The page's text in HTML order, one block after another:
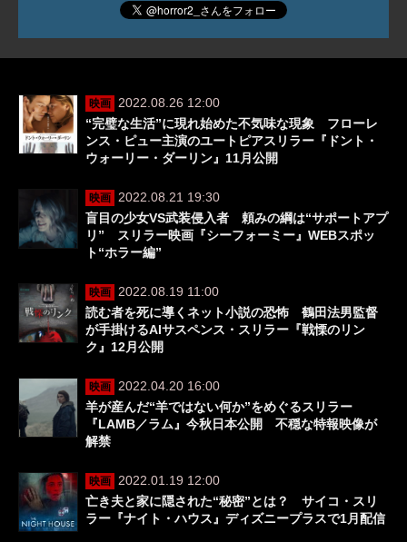
映画
2022.08.26 12:00
“完璧な生活”に現れ始めた不気味な現象 フローレ
ンス・ピュー主演のユートピアスリラー『ドント・
ウォーリー・ダーリン』11月公開
映画
2022.08.21 19:30
盲目の少女VS武装侵入者 頼みの綱は“サポートアプ
リ” スリラー映画『シーフォーミー』WEBスポッ
ト“ホラー編”
映画
2022.08.19 11:00
読む者を死に導くネット小説の恐怖 鶴田法男監督
が手掛けるAIサスペンス・スリラー『戦慄のリン
ク』12月公開
映画
2022.04.20 16:00
羊が産んだ“羊ではない何か”をめぐるスリラー
『LAMB／ラム』今秋日本公開 不穏な特報映像が
解禁
映画
2022.01.19 12:00
亡き夫と家に隠された“秘密”とは？ サイコ・スリ
ラー『ナイト・ハウス』ディズニープラスで1月配信